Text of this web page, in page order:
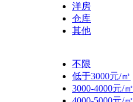
洋房
仓库
其他
不限
低于3000元/㎡
3000-4000元/㎡